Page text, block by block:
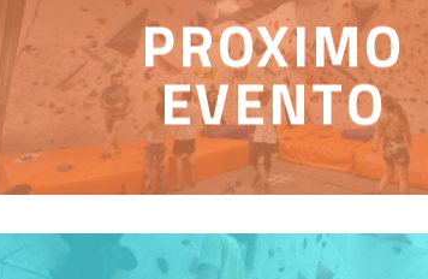
PROXIMO
EVENTO